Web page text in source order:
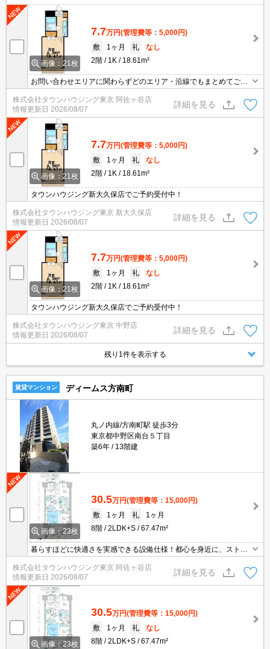
画像：21枚
7.7万円(管理費等：5,000円)
敷
1ヶ月 礼
なし
2階
1K 18.61m²
お問い合わせエリアに関わらずどのエリア・沿線でもまとめてご紹
介可能です！！迷われている場合はますご相談くださいませ。
株式会社タウンハウジング東京 阿佐ヶ谷店
情報更新日 2026/08/07
詳細を見る
画像：21枚
7.7万円(管理費等：5,000円)
敷
1ヶ月 礼
なし
2階
1K 18.61m²
タウンハウジング新大久保店でご予約受付中！
株式会社タウンハウジング東京 新大久保店
情報更新日 2026/08/07
詳細を見る
画像：21枚
7.7万円(管理費等：5,000円)
敷
1ヶ月 礼
なし
2階
1K 18.61m²
タウンハウジング新大久保店でご予約受付中！
株式会社タウンハウジング東京 中野店
情報更新日 2026/08/07
詳細を見る
残り1件を表示する
賃貸マンション ディームス方南町
丸ノ内線/方南町駅 徒歩3分
東京都中野区南台５丁目
築6年
13階建
画像：23枚
30.5万円(管理費等：15,000円)
敷
1ヶ月 礼
1ヶ月
8階
2LDK+S 67.47m²
暮らすほどに快適さを実感できる設備仕様！都心を身近に、ストレ
スフリーな暮らしを楽しむ！住むほどに愛着が深まる暮らしやすい
街！！
株式会社タウンハウジング東京 阿佐ヶ谷店
情報更新日 2026/08/07
詳細を見る
画像：23枚
30.5万円(管理費等：15,000円)
敷
1ヶ月 礼
なし
8階
2LDK+S 67.47m²